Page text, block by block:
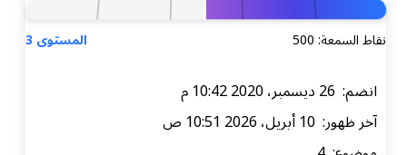
نقاط السمعة: 500 المستوى 3
انضم: 26 ديسمبر، 2020 10:42 م
آخر ظهور: 10 أبريل، 2026 10:51 ص